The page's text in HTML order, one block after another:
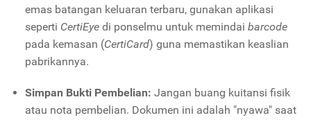
emas batangan keluaran terbaru, gunakan aplikasi
seperti CertiEyedi ponselmu untuk memindai barcode
pada kemasan (CertiCard) guna memastikan keaslian
pabrikannya.
Simpan Bukti Pembelian: Jangan buang kuitansi fisik
atau nota pembelian. Dokumen ini adalah "nyawa" saat